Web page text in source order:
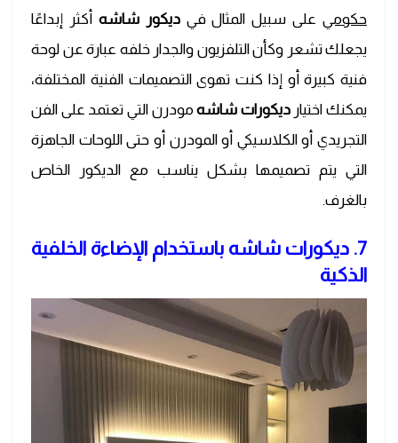
حكومي على سبيل المثال فيديكور شاشه أكثر إبداعًا
يجعلك تشعر وكأن التلفزيون والجدار خلفه عبارة عن لوحة
فنية كبيرة أو إذا كنت تهوى التصميمات الفنية المختلفة،
يمكنك اختيارديكورات شاشهمودرن التي تعتمد على الفن
التجريدي أو الكلاسيكي أو المودرن أو حتى اللوحات الجاهزة
التي يتم تصميمها بشكل يناسب مع الديكور الخاص
بالغرف.
7. ديكورات شاشه باستخدام الإضاءة الخلفية
الذكية